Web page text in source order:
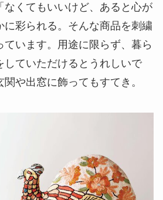
なくてもいいけど、あると心が
に彩られる。そんな商品を刺繍
ています。用途に限らず、暮ら
していただけるとうれしいで
や出窓に飾ってもすてき。